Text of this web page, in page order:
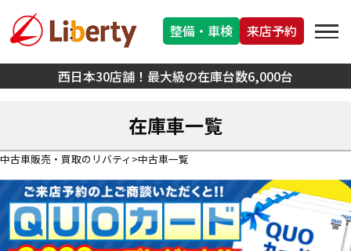
西日本30店舗！最大級の在庫台数6,000台
整備・車検 来店予約
在庫車一覧
中古車販売・買取のリバティ 中古車一覧